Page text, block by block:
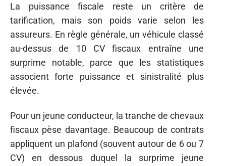
La puissance fiscale reste un critère de
tarification, mais son poids varie selon les
assureurs. En règle générale, un véhicule classé
au-dessus de 10 CV fiscaux entraîne une
surprime notable, parce que les statistiques
associent forte puissance et sinistralité plus
élevée.
Pour un jeune conducteur, la tranche de chevaux
fiscaux pèse davantage. Beaucoup de contrats
appliquent un plafond (souvent autour de 6 ou 7
CV) en dessous duquel la surprime jeune